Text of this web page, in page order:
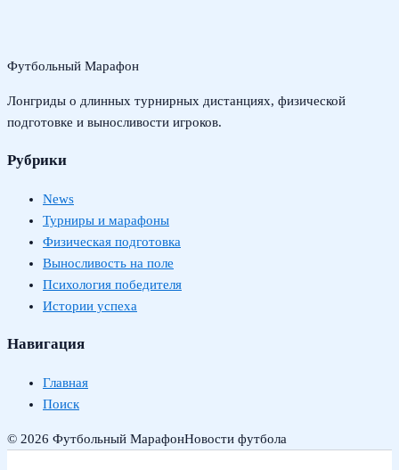
Футбольный Марафон
Лонгриды о длинных турнирных дистанциях, физической
подготовке и выносливости игроков.
Рубрики
News
Турниры и марафоны
Физическая подготовка
Выносливость на поле
Психология победителя
Истории успеха
Навигация
Главная
Поиск
© 2026 Футбольный МарафонНовости футбола